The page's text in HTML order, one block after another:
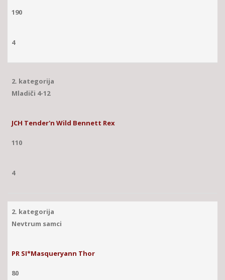
190
4
2. kategorija
Mladiči 4-12
JCH Tender'n Wild Bennett Rex
110
4
2. kategorija
Nevtrum samci
PR SI*Masqueryann Thor
80